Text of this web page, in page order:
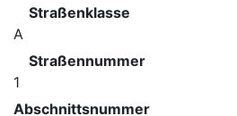
Straßenklasse
A
Straßennummer
1
Abschnittsnummer